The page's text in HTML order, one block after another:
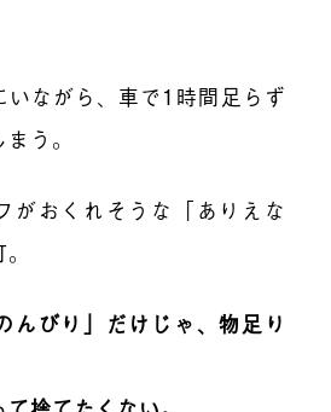
いながら、車で1時間足らず
う。
がおくれそうな「ありえな
んびり」だけじゃ、物足り